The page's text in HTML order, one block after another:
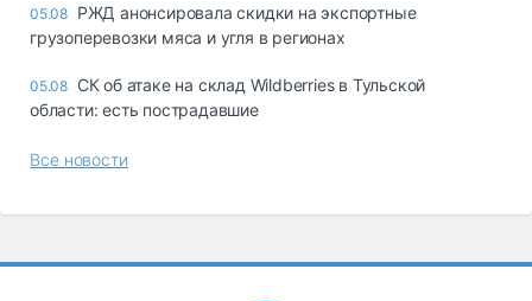
05.08 РЖД анонсировала скидки на экспортные
грузоперевозки мяса и угля в регионах
05.08 СК об атаке на склад Wildberries в Тульской
области: есть пострадавшие
Все новости